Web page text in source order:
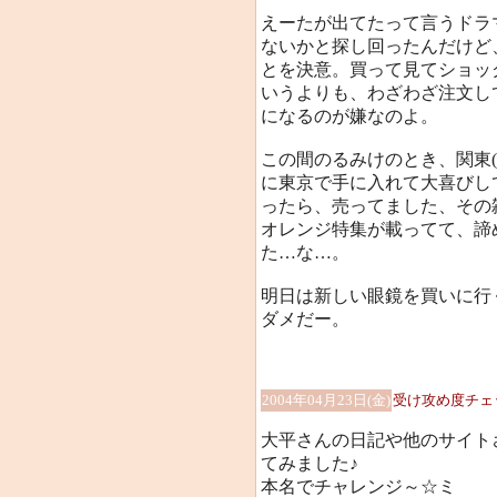
えーたが出てたって言うド
ないかと探し回ったんだけ
とを決意。買って見てショ
いうよりも、わざわざ注文
になるのが嫌なのよ。
この間のるみけのとき、関
に東京で手に入れて大喜び
ったら、売ってました、
オレンジ特集が載ってて、
た…な…。
明日は新しい眼鏡を買いに
ダメだー。
2004年04月23日(金)受け攻め度チ
大平さんの日記や他のサイ
てみました♪
本名でチャレンジ～☆ミ